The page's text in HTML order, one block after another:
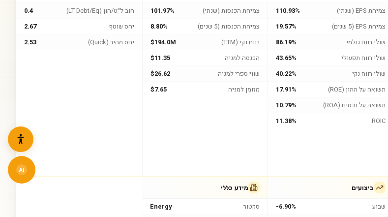
צמיחת EPS (שנתי)
110.93%
צמיחת EPS (5 שנים)
19.57%
שולי רווח גולמי
86.19%
שולי רווח תפעולי
43.65%
שולי רווח נקי
40.22%
תשואה על ההון (ROE)
17.91%
תשואה על נכסים (ROA)
10.79%
ROIC
11.38%
צמיחת הכנסות (שנתי)
101.97%
צמיחת הכנסות (5 שנים)
8.80%
רווח נקי (TTM)
$194.0M
הכנסה למניה
$11.35
שווי ספרי למניה
$26.62
מזומן למניה
$7.65
חוב ל״ט/הון (LT Debt/Eq)
0.4
יחס שוטף
2.67
יחס מהיר (Quick)
2.53
ביצועים
שבוע
-6.90%
מידע כללי
סקטור Energy
AI